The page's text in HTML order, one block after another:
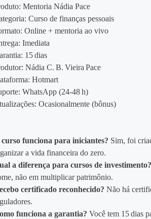
Mentoria Nádia Pace
Curso de finanças pessoais
Online + mentoria ao vivo
Imediata
15 dias
Nádia C. B. Vieira Pace
Hotmart
WhatsApp (24‑48 h)
Ocasionalmente (bônus)
curso funciona para iniciantes? Sim, foi
a vida financeira do zero.
a diferença para cursos de investimento?
não em multiplicar patrimônio.
certificado reconhecido? Não há
funciona a garantia? Você tem 15 dias